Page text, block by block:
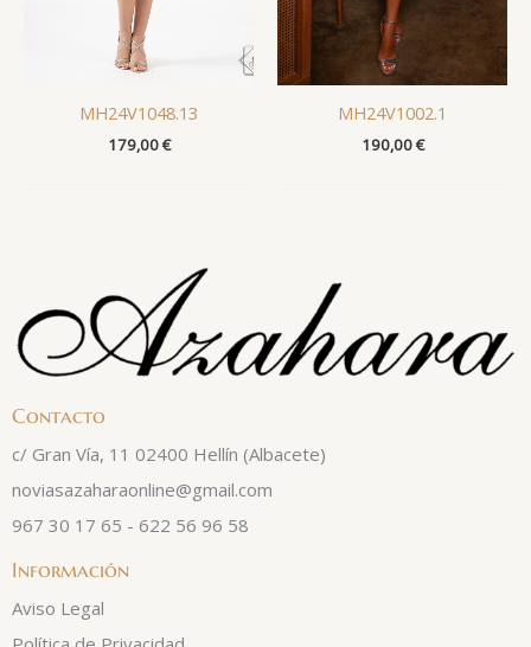
MH24V1048.13
179,00€
MH24V1002.1
190,00€
Contacto
c/ Gran Vía, 11 02400 Hellín (Albacete)
noviasazaharaonline@gmail.com
967 30 17 65 - 622 56 96 58
Información
Aviso Legal